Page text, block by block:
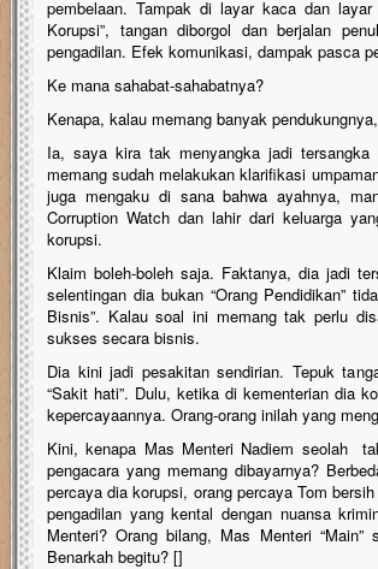
pembelaan. Tampak di layar kaca dan
Korupsi”, tangan diborgol dan berjalan
pengadilan. Efek komunikasi, dampak pasca
Ke mana sahabat-sahabatnya?
Kenapa, kalau memang banyak
Ia, saya kira tak menyangka jadi
memang sudah melakukan klarifikasi
juga mengaku di sana bahwa ayahnya,
Corruption Watch dan lahir dari keluarga
korupsi.
Klaim boleh-boleh saja. Faktanya, dia jadi
selentingan dia bukan “Orang Pendidikan”
Bisnis”. Kalau soal ini memang tak perlu
sukses secara bisnis.
Dia kini jadi pesakitan sendirian. Tepuk
“Sakit hati”. Dulu, ketika di kementerian dia
kepercayaannya. Orang-orang inilah yang
Kini, kenapa Mas Menteri Nadiem seolah
pengacara yang memang dibayarnya?
percaya dia korupsi, orang percaya Tom
pengadilan yang kental dengan nuansa
Menteri? Orang bilang, Mas Menteri
Benarkah begitu? []